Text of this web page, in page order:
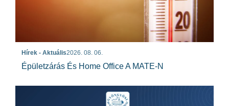
Hírek - Aktuális2026. 08. 06.
Épületzárás És Home Office A MATE-N